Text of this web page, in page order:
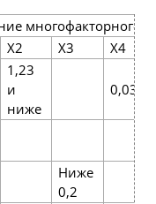
многофакторного
Х2 Х3
Х4
1,23
и
ниже
0,037
Ниже
0,2